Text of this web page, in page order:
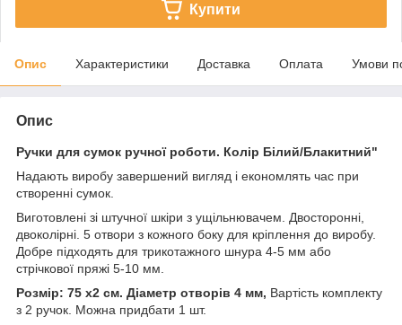
Купити
Опис Характеристики Доставка Оплата Умови
Опис
Ручки для сумок ручної роботи. Колір Білий/Блакитний"
Надають виробу завершений вигляд і економлять час при
створенні сумок.
Виготовлені зі штучної шкіри з ущільнювачем. Двосторонні,
двоколірні. 5 отвори з кожного боку для кріплення до виробу.
Добре підходять для трикотажного шнура 4-5 мм або
стрічкової пряжі 5-10 мм.
Розмір: 75 х2 см. Діаметр отворів 4 мм, Вартість комплекту
з 2 ручок. Можна придбати 1 шт.